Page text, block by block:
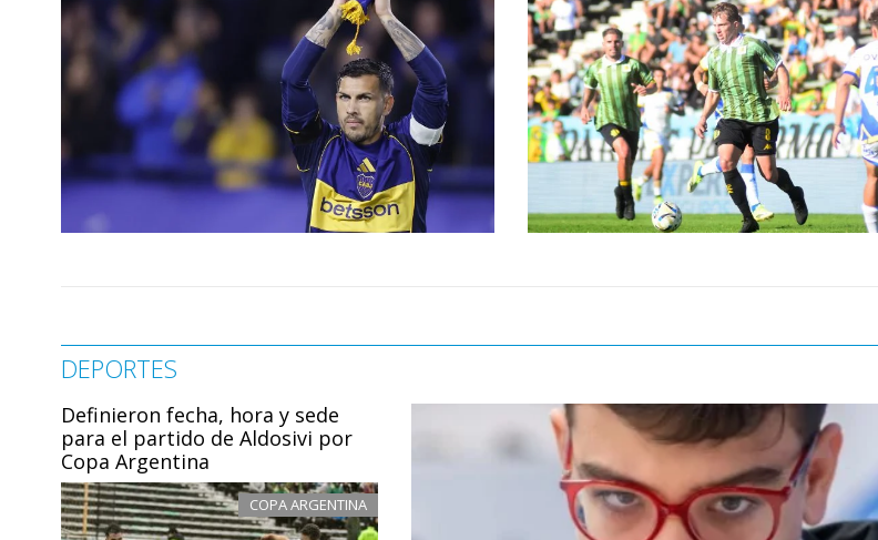
DEPORTES
Definieron fecha, hora y sede
para el partido de Aldosivi por
Copa Argentina
COPA ARGENTINA